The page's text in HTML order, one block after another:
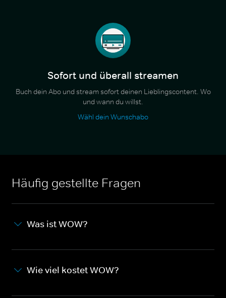
Sofort und überall streamen
Buch dein Abo und stream sofort deinen Lieblingscontent. Wo
und wann du willst.
Wähl dein Wunschabo
Häufig gestellte Fragen
Was ist WOW?
Wie viel kostet WOW?